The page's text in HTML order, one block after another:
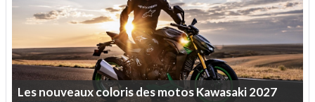
LesnouveauxcolorisdesmotosKawasaki2027